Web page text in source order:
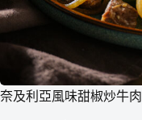
奈及利亞風味甜椒炒牛肉